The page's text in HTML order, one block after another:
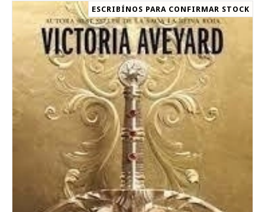
ESCRIBÍNOS PARA CONFIRMAR STOCK